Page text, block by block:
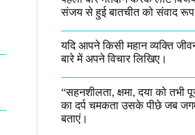
संजय से हुई बातचीत को संवाद रूप
यदि आपने किसी महान व्यक्ति
बारे में अपने विचार लिखिए।
“सहनशीलता, क्षमा, दया को
का दर्प चमकता उसके पीछे जब
बताएं।